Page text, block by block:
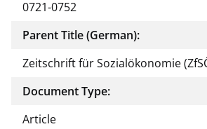
0721-0752
Parent Title (German):
Zeitschrift für Sozialökonomie
Document Type:
Article